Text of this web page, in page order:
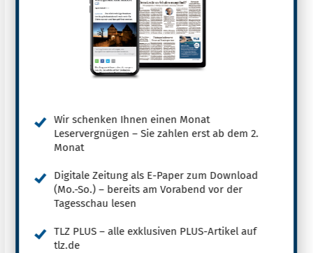
Wir schenken Ihnen einen Monat
Leservergnügen – Sie zahlen erst ab dem 2.
Monat
Digitale Zeitung als E-Paper zum Download
(Mo.-So.) – bereits am Vorabend vor der
Tagesschau lesen
TLZ PLUS – alle exklusiven PLUS-Artikel auf
tlz.de